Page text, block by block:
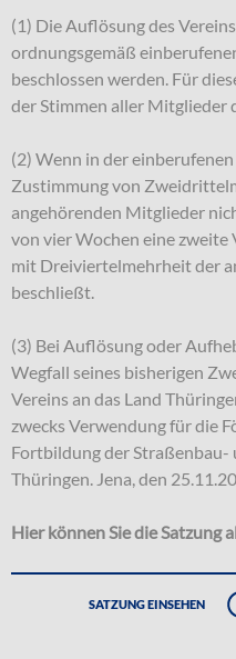
(1) Die Auflösung des
ordnungsgemäß
beschlossen werden. Für
der Stimmen aller Mitglieder
(2) Wenn in der
Zustimmung von
angehörenden Mitglieder
von vier Wochen eine zweite
mit Dreiviertelmehrheit der
beschließt.
(3) Bei Auflösung oder
Wegfall seines bisherigen
Vereins an das Land
zwecks Verwendung für die
Fortbildung der Straßenbau-
Thüringen. Jena, den
Hier können Sie die Satzung
Satzung einsehen